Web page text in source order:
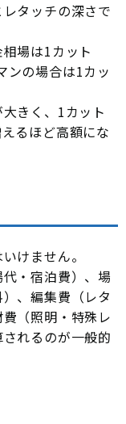
タッチの深さで
場は1カット
ンの場合は1カッ
きく、1カット
るほど高額にな
けません。
・宿泊費）、場
、編集費（レタ
（照明・特殊レ
れるのが一般的